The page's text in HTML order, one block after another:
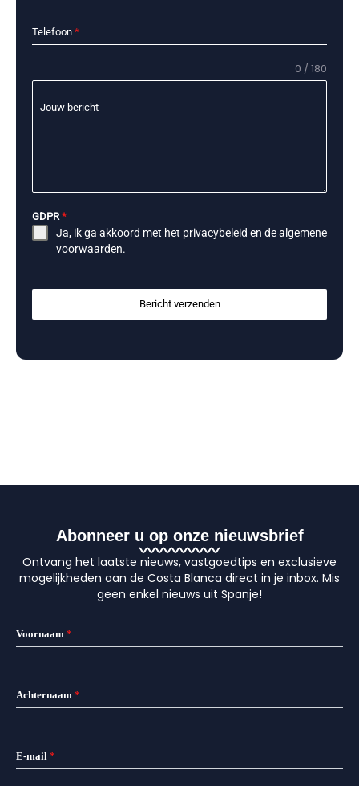
Telefoon *
Jouw bericht
0 / 180
GDPR*
Ja, ik ga akkoord met het privacybeleid en dealgemene
voorwaarden.
Bericht verzenden
Abonneer u op onze nieuwsbrief
Ontvang het laatste nieuws, vastgoedtips en exclusieve
mogelijkheden aan de Costa Blanca direct in je inbox. Mis
geen enkel nieuws uit Spanje!
Voornaam *
Achternaam *
E-mail *